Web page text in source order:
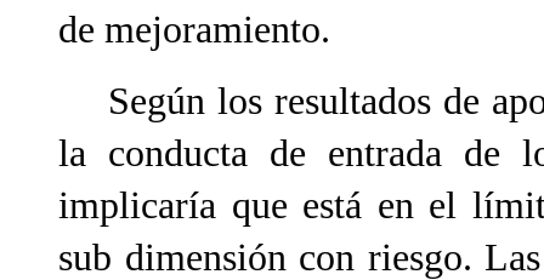
de mejoramiento.
Según los resultados de
la conducta de entrada de
implicaría que está en el
sub dimensión con riesgo.